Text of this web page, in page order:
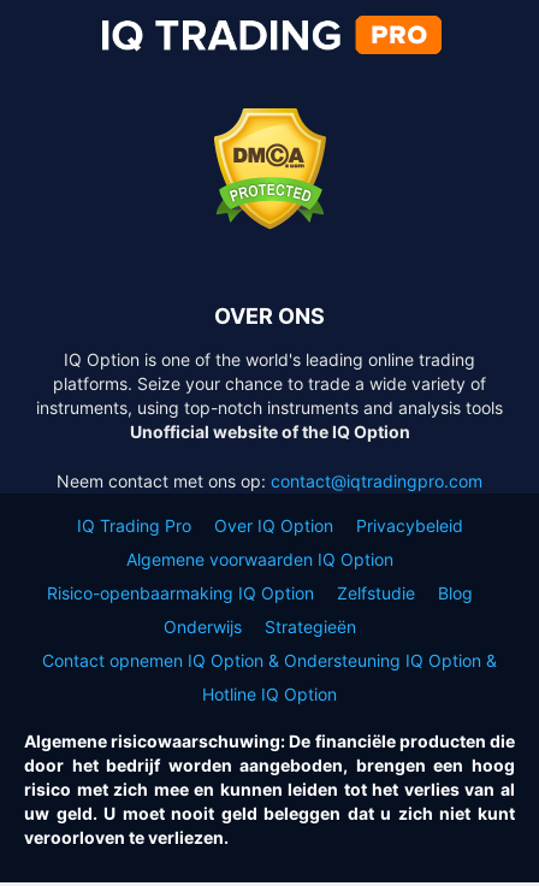
OVER ONS
IQ Option is one of the world's leading online trading
platforms. Seize your chance to trade a wide variety of
instruments, using top-notch instruments and analysis tools
Unofficial website of the IQ Option
Neem contact met ons op: contact@iqtradingpro.com
IQ Trading Pro Over IQ Option
Privacybeleid
Algemene voorwaarden IQ Option
Risico-openbaarmaking IQ Option
Zelfstudie
Blog
Onderwijs
Strategieën
Contact opnemen IQ Option & Ondersteuning IQ Option &
Hotline IQ Option
Algemene risicowaarschuwing: De financiële producten die
door het bedrijf worden aangeboden, brengen een hoog
risico met zich mee en kunnen leiden tot het verlies van al
uw geld. U moet nooit geld beleggen dat u zich niet kunt
veroorloven te verliezen.